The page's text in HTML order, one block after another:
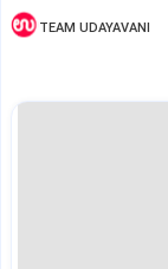
TEAM UDAYAVANI